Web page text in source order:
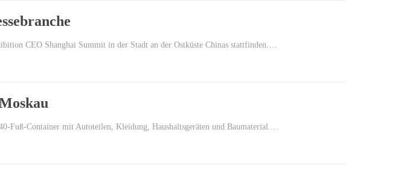
CEO Shanghai Summit in der Stadt an der Ostküste Chinas stattfinden.…
Fuß-Container mit Autoteilen, Kleidung, Haushaltsgeräten und Baumaterial.…